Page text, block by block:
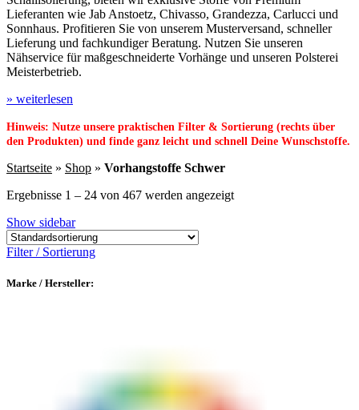
Lieferanten wie Jab Anstoetz, Chivasso, Grandezza, Carlucci und
Sonnhaus. Profitieren Sie von unserem Musterversand, schneller
Lieferung und fachkundiger Beratung. Nutzen Sie unseren
Nähservice für maßgeschneiderte Vorhänge und unseren Polsterei
Meisterbetrieb.
» weiterlesen
Hinweis: Nutze unsere praktischen Filter & Sortierung (rechts über
den Produkten) und finde ganz leicht und schnell Deine Wunschstoffe.
Startseite » Shop » Vorhangstoffe Schwer
Ergebnisse 1 – 24 von 467 werden angezeigt
Show sidebar
Filter / Sortierung
Marke / Hersteller: